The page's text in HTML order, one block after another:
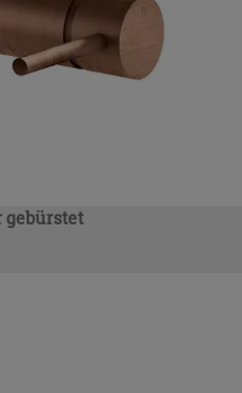
gebürstet